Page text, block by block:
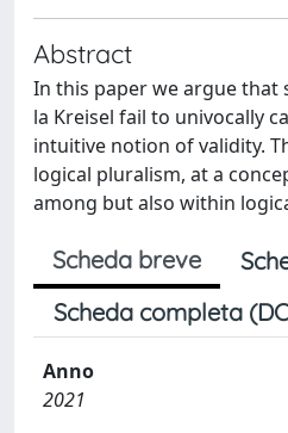
Abstract
In this paper we argue that
la Kreisel fail to univocally
intuitive notion of validity.
logical pluralism, at a
among but also within
Scheda breve
Scheda completa
Anno
2021